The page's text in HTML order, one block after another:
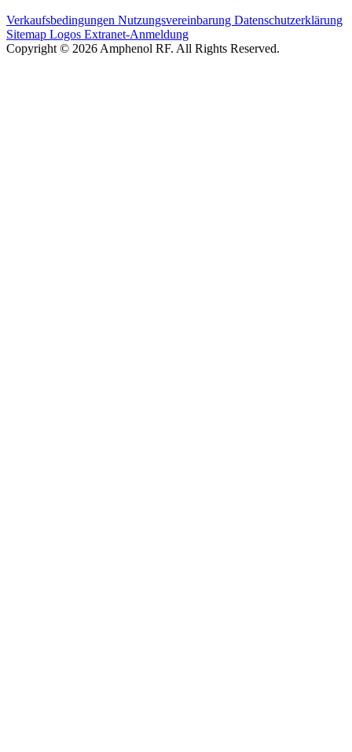
Verkaufsbedingungen Nutzungsvereinbarung Datenschutzerklärung
Sitemap Logos Extranet-Anmeldung
Copyright © 2026 Amphenol RF. All Rights Reserved.